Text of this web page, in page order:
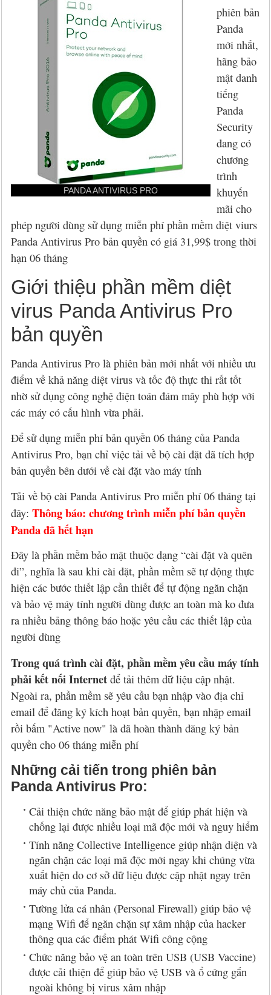
Đặt mua
Eset NOD32 2027
Panda 2026, 2027
CMC InfoSec
Sucuri Website Scanner
Bkav Heartbleed Scanner
Cứu dữ liệu bị virus mã hóa
Diệt virus mã hóa dữ liệu
Đặt mua Eset
Đặt mua Panda
Đặt mua BullGuard
Đặt mua F-Secure
Đặt mua G DATA
Đặt mua Malwarebytes
Đặt mua Webroot
Chính sách bảo mật
Thông tin về BB.Com.Vn
PANDA ANTIVIRUS PRO
phiên bản
Panda
mới nhất,
hãng bảo
mật danh
tiếng
Panda
Security
đang có
chương
trình
khuyến
mãi cho
phép người dùng sử dụng miễn phí phần mềm diệt viurs
Panda Antivirus Pro bản quyền có giá 31,99$ trong thời
hạn 06 tháng
Giới thiệu phần mềm diệt
virus Panda Antivirus Pro
bản quyền
Panda Antivirus Pro là phiên bản mới nhất với nhiều ưu
điểm về khả năng diệt virus và tốc độ thực thi rất tốt
nhờ sử dụng công nghệ điện toán đám mây phù hợp với
các máy có cấu hình vừa phải.
Để sử dụng miễn phí bản quyền 06 tháng của Panda
Antivirus Pro, bạn chỉ việc tải về bộ cài đặt đã tích hợp
bản quyền bên dưới về cài đặt vào máy tính
Tải về bộ cài Panda Antivirus Pro miễn phí 06 tháng tại
đây: Thông báo: chương trình miễn phí bản quyền
Panda đã hết hạn
Đây là phần mềm bảo mật thuộc dạng “cài đặt và quên
đi”, nghĩa là sau khi cài đặt, phần mềm sẽ tự động thực
hiện các bước thiết lập cần thiết để tự động ngăn chặn
và bảo vệ máy tính người dùng được an toàn mà ko đưa
ra nhiều bảng thông báo hoặc yêu cầu các thiết lập của
người dùng
Trong quá trình cài đặt, phần mềm yêu cầu máy tính
phải kết nối Internet để tải thêm dữ liệu cập nhật.
Ngoài ra, phần mềm sẽ yêu cầu bạn nhập vào địa chỉ
email để đăng ký kích hoạt bản quyền, bạn nhập email
rồi bấm "Active now" là đã hoàn thành đăng ký bản
quyền cho 06 tháng miễn phí
Những cải tiến trong phiên bản
Panda Antivirus Pro:
Cải thiện chức năng bảo mật để giúp phát hiện và
chống lại được nhiều loại mã độc mới và nguy hiểm
Tính năng Collective Intelligence giúp nhận diện và
ngăn chặn các loại mã độc mới ngay khi chúng vừa
xuất hiện do cơ sở dữ liệu được cập nhật ngay trên
máy chủ của Panda.
Tường lửa cá nhân (Personal Firewall) giúp bảo vệ
mạng Wifi để ngăn chặn sự xâm nhập của hacker
thông qua các điểm phát Wifi công cộng
Chức năng bảo vệ an toàn trên USB (USB Vaccine)
được cải thiện để giúp bảo vệ USB và ổ cứng gắn
ngoài không bị virus xâm nhập